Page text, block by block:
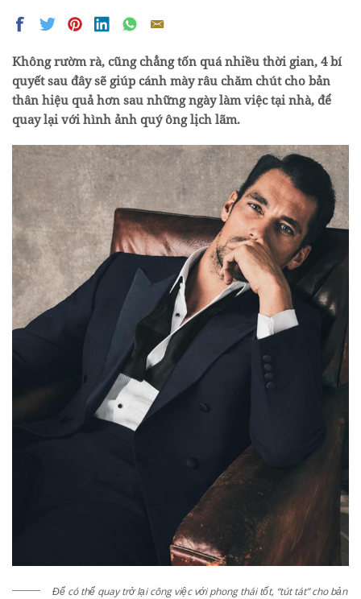
Không rườm rà, cũng chẳng tốn quá nhiều thời gian, 4 bí
quyết sau đây sẽ giúp cánh mày râu chăm chút cho bản
thân hiệu quả hơn sau những ngày làm việc tại nhà, để
quay lại với hình ảnh quý ông lịch lãm.
Để có thể quay trở lại công việc với phong thái tốt, “tút tát” cho bản